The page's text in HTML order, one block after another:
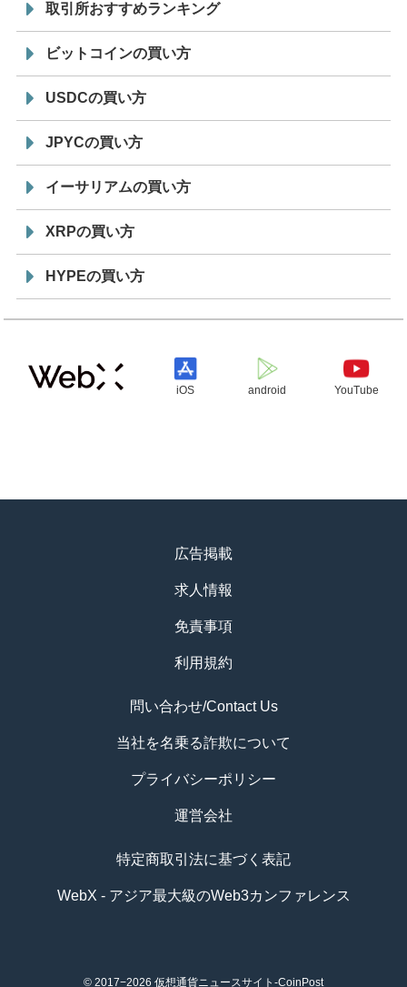
取引所おすすめランキング
ビットコインの買い方
USDCの買い方
JPYCの買い方
イーサリアムの買い方
XRPの買い方
HYPEの買い方
iOS android YouTube
広告掲載
求人情報
免責事項
利用規約
問い合わせ/Contact Us
当社を名乗る詐欺について
プライバシーポリシー
運営会社
特定商取引法に基づく表記
WebX - アジア最大級のWeb3カンファレンス
© 2017−2026 仮想通貨ニュースサイト-CoinPost